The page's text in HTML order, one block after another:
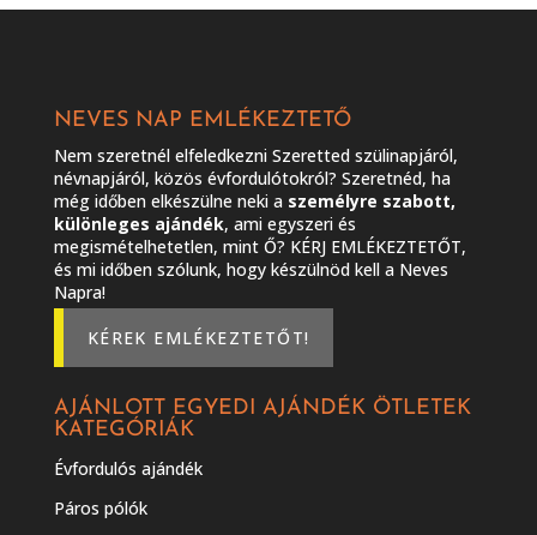
NEVES NAP EMLÉKEZTETŐ
Nem szeretnél elfeledkezni Szeretted szülinapjáról,
névnapjáról, közös évfordulótokról? Szeretnéd, ha
még időben elkészülne neki a személyre szabott,
különleges ajándék, ami egyszeri és
megismételhetetlen, mint Ő? KÉRJ EMLÉKEZTETŐT,
és mi időben szólunk, hogy készülnöd kell a Neves
Napra!
KÉREK EMLÉKEZTETŐT!
AJÁNLOTT EGYEDI AJÁNDÉK ÖTLETEK
KATEGÓRIÁK
Évfordulós ajándék
Páros pólók